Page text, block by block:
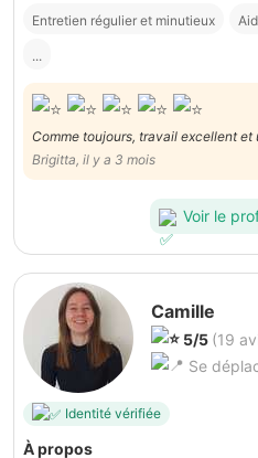
Entretien régulier et minutieux
...
Comme toujours, travail excellent
jeune femme sympathique et
Brigitta, il y a 3 mois
Voir le
Camille
5/5 (19
Se
Identité vérifiée
À propos